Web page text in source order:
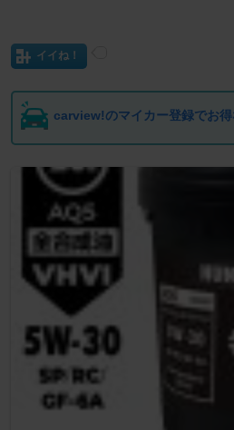
イイね！
carview!のマイカー登録でお